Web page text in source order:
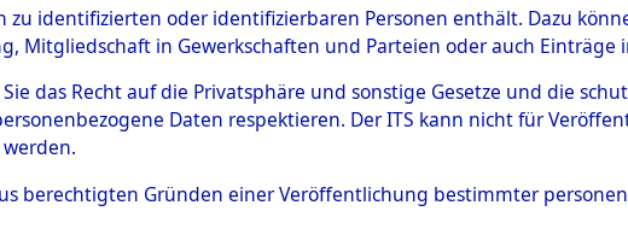
Orten Taxöldern -
(84606117)
0046 (84606117)
zu identifizierten oder identifizierbaren Personen enthält. Dazu
Mitgliedschaft in Gewerkschaften und Parteien oder auch Einträge
das Recht auf die Privatsphäre und sonstige Gesetze und die
Daten respektieren. Der ITS kann nicht für
berechtigten Gründen einer Veröffentlichung bestimmter